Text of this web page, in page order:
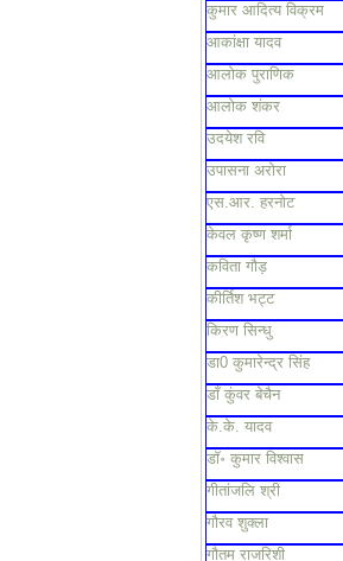
कुमार आदित्य विक्रम
आकांक्षा यादव
आलोक पुराणिक
आलोक शंकर
उदयेश रवि
उपासना अरोरा
एस.आर. हरनोट
केवल कृष्ण शर्मा
कविता गौड़
कीर्तिश भट्ट
किरण सिन्धु
डा0 कुमारेन्द्र सिंह
डाँ कुंवर बेचैन
के.के. यादव
डॉ॰ कुमार विश्वास
गीतांजलि श्री
गौरव शुक्ला
गौतम राजरिशी